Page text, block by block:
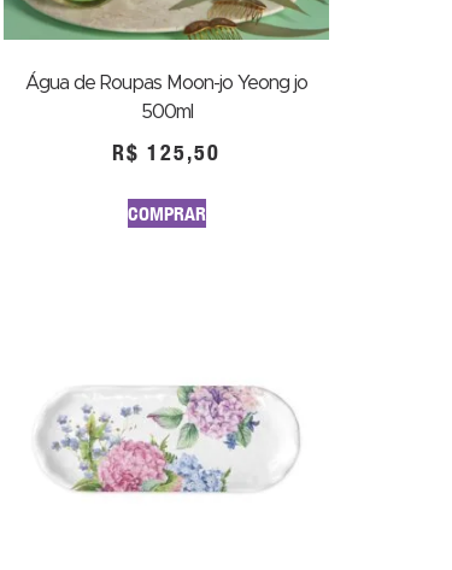
Água de Roupas Moon-jo Yeong jo
500ml
R$ 125,50
COMPRAR